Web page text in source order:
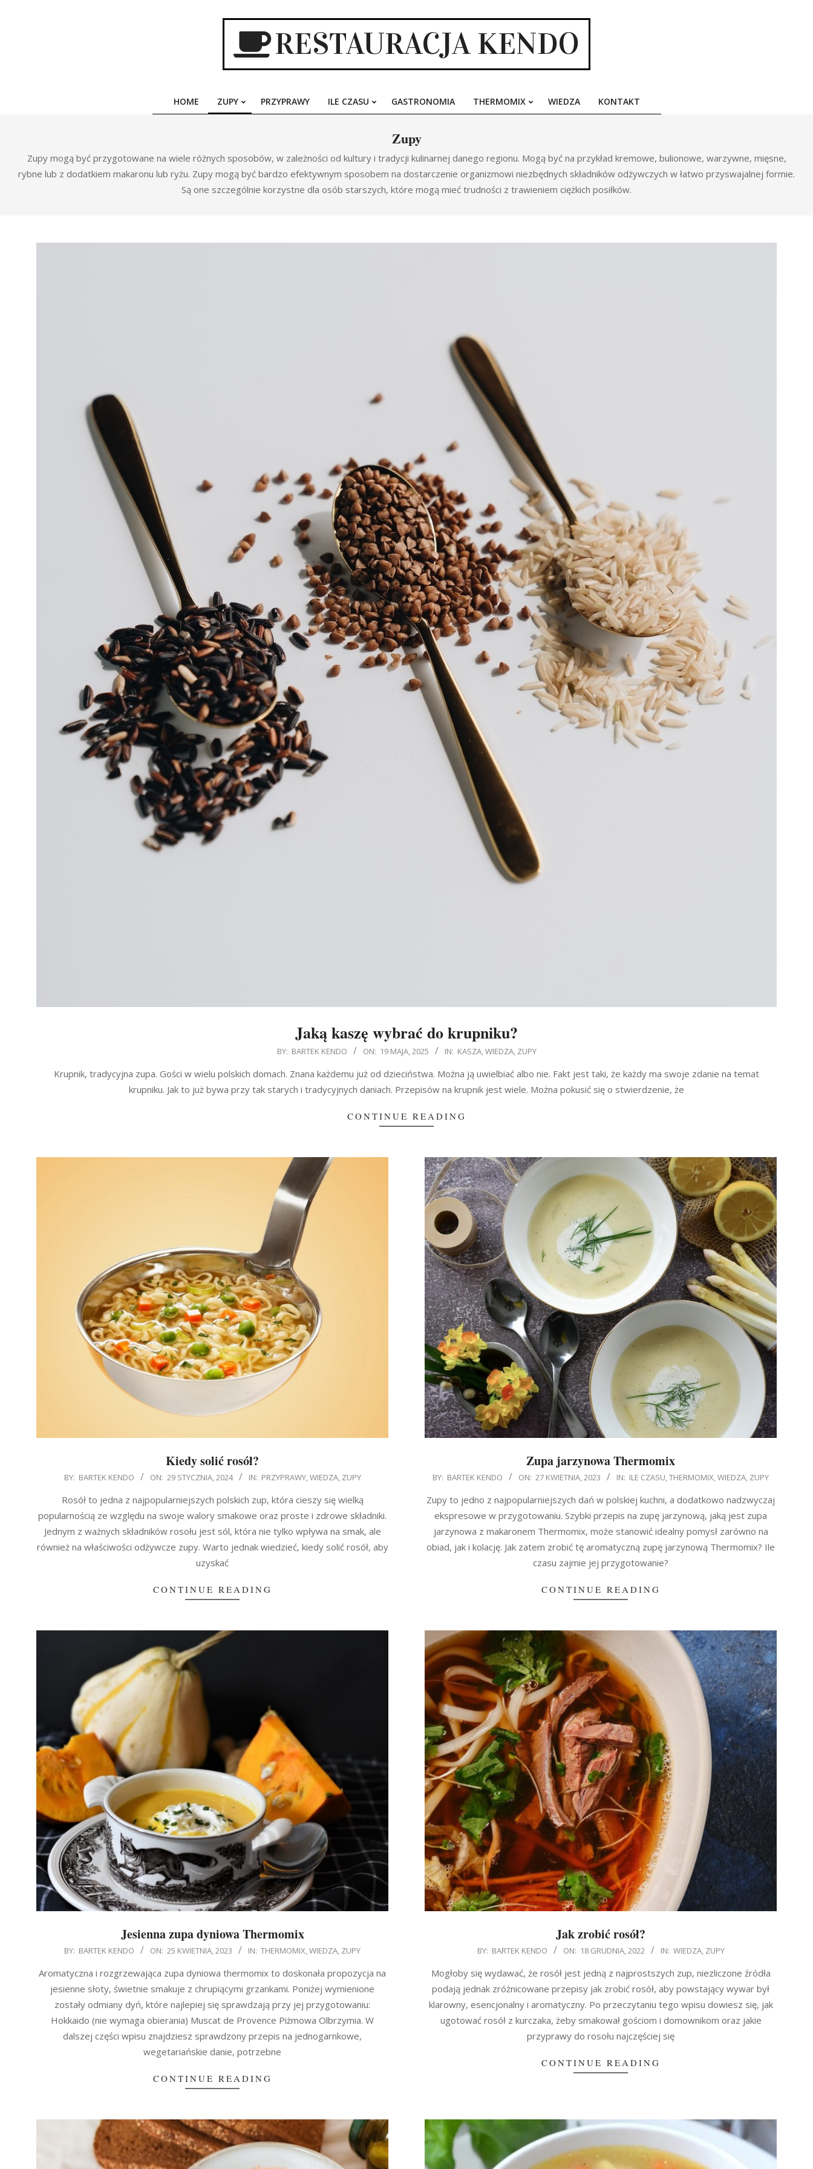
RESTAURACJA KENDO
Primary
Menu
HOME ZUPY PRZYPRAWY ILE CZASU GASTRONOMIA THERMOMIX WIEDZA KONTAKT
Zupy
Zupy mogą być przygotowane na wiele różnych sposobów, w zależności od kultury i tradycji kulinarnej danego regionu. Mogą być na przykład kremowe, bulionowe, warzywne, mięsne,
rybne lub z dodatkiem makaronu lub ryżu. Zupy mogą być bardzo efektywnym sposobem na dostarczenie organizmowi niezbędnych składników odżywczych w łatwo przyswajalnej formie.
Są one szczególnie korzystne dla osób starszych, które mogą mieć trudności z trawieniem ciężkich posiłków.
Jaką kaszę wybrać do krupniku?
BY: BARTEK KENDO ON: 19 MAJA, 2025 IN: KASZA,WIEDZA, ZUPY
Krupnik, tradycyjna zupa. Gości w wielu polskich domach. Znana każdemu już od dzieciństwa. Można ją uwielbiać albo nie. Fakt jest taki, że każdy ma swoje zdanie na temat
krupniku. Jak to już bywa przy tak starych i tradycyjnych daniach. Przepisów na krupnik jest wiele. Można pokusić się o stwierdzenie, że
CONTINUE READING
Kiedy solić rosół?
BY: BARTEK KENDO ON: 29 STYCZNIA, 2024 IN: PRZYPRAWY,WIEDZA, ZUPY
Rosół to jedna z najpopularniejszych polskich zup, która cieszy się wielką
popularnością ze względu na swoje walory smakowe oraz proste i zdrowe składniki.
Jednym z ważnych składników rosołu jest sól, która nie tylko wpływa na smak, ale
również na właściwości odżywcze zupy. Warto jednak wiedzieć, kiedy solić rosół, aby
uzyskać
CONTINUE READING
Zupa jarzynowa Thermomix
2023-
BY: BARTEK KENDO ON: 27 KWIETNIA, 2023 IN: ILE CZASU,THERMOMIX,WIEDZA, ZUPY
Zupy to jedno z najpopularniejszych dań w polskiej kuchni, a dodatkowo nadzwyczaj
ekspresowe w przygotowaniu. Szybki przepis na zupę jarzynową, jaką jest zupa
jarzynowa z makaronem Thermomix, może stanowić idealny pomysł zarówno na
obiad, jak i kolację. Jak zatem zrobić tę aromatyczną zupę jarzynową Thermomix? Ile
czasu zajmie jej przygotowanie?
CONTINUE READING
Jesienna zupa dyniowa Thermomix
BY: BARTEK KENDO ON: 25 KWIETNIA, 2023 IN: THERMOMIX,WIEDZA, ZUPY
Aromatyczna i rozgrzewająca zupa dyniowa thermomix to doskonała propozycja na
jesienne słoty, świetnie smakuje z chrupiącymi grzankami. Poniżej wymienione
zostały odmiany dyń, które najlepiej się sprawdzają przy jej przygotowaniu:
Hokkaido (nie wymaga obierania) Muscat de Provence Piżmowa Olbrzymia. W
dalszej części wpisu znajdziesz sprawdzony przepis na jednogarnkowe,
wegetariańskie danie, potrzebne
CONTINUE READING
Jak zrobić rosół?
BY: BARTEK KENDO ON: 18 GRUDNIA, 2022 IN: WIEDZA, ZUPY
Mogłoby się wydawać, że rosół jest jedną z najprostszych zup, niezliczone źródła
podają jednak zróżnicowane przepisy jak zrobić rosół, aby powstający wywar był
klarowny, esencjonalny i aromatyczny. Po przeczytaniu tego wpisu dowiesz się, jak
ugotować rosół z kurczaka, żeby smakował gościom i domownikom oraz jakie
przyprawy do rosołu najczęściej się
CONTINUE READING